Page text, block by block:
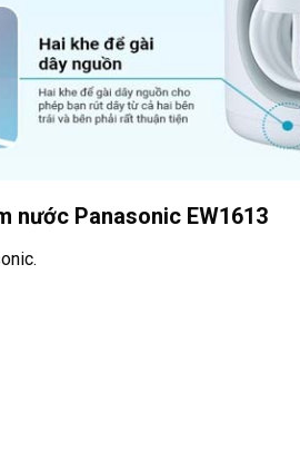
nước Panasonic EW1613